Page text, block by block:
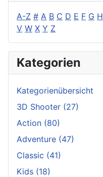
A-Z # A B C D E F G H
V W X Y Z
Kategorien
Kategorienübersicht
3D Shooter (27)
Action (80)
Adventure (47)
Classic (41)
Kids (18)